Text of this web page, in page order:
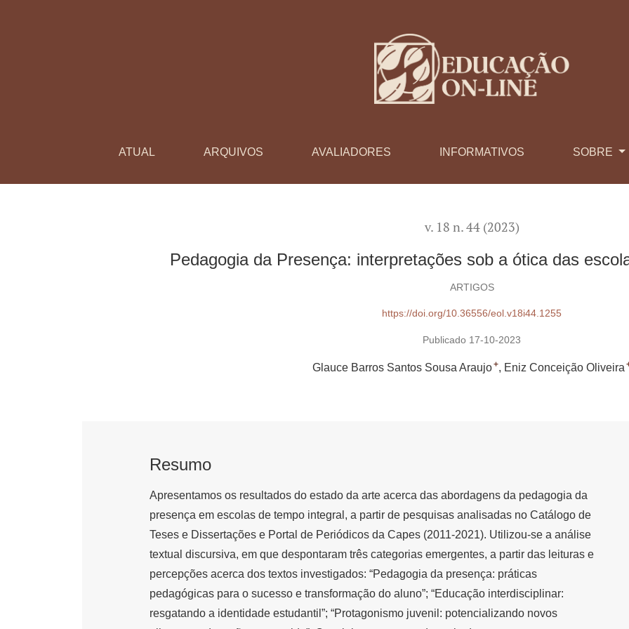
ATUAL ARQUIVOS AVALIADORES INFORMATIVOS SOBRE
v. 18 n. 44 (2023)
Pedagogia da Presença: interpretações sob a ótica das
ARTIGOS
https://doi.org/10.36556/eol.v18i44.1255
Publicado 17-10-2023
Glauce Barros Santos Sousa Araujo+ Eniz Conceição Oliveira
Resumo
Apresentamos os resultados do estado da arte acerca das abordagens da pedagogia da
presença em escolas de tempo integral, a partir de pesquisas analisadas no Catálogo de
Teses e Dissertações e Portal de Periódicos da Capes (2011-2021). Utilizou-se a análise
textual discursiva, em que despontaram três categorias emergentes, a partir das leituras e
percepções acerca dos textos investigados: “Pedagogia da presença: práticas
pedagógicas para o sucesso e transformação do aluno”; “Educação interdisciplinar:
resgatando a identidade estudantil”; “Protagonismo juvenil: potencializando novos